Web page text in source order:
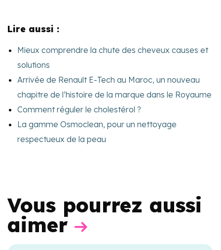
Lire aussi :
Mieux comprendre la chute des cheveux causes et
solutions
Arrivée de Renault E-Tech au Maroc, un nouveau
chapitre de l’histoire de la marque dans le Royaume
Comment réguler le cholestérol ?
La gamme Osmoclean, pour un nettoyage
respectueux de la peau
Vous pourrez aussi
aimer